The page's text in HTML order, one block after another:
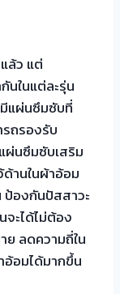
ล้ว แต่
กันในแต่ละรุ่น
แผ่นซึมซับที่
ถรองรับ
นซึมซับเสริม
านในผ้าอ้อม
องกันปัสสาวะ
ะได้ไม่ต้อง
ย ลดความถี่ใน
อ้อมได้มากขึ้น